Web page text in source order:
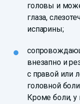
головы и
глаза,
испарины;
внезапно и
с правой или
головной
Кроме боли, у